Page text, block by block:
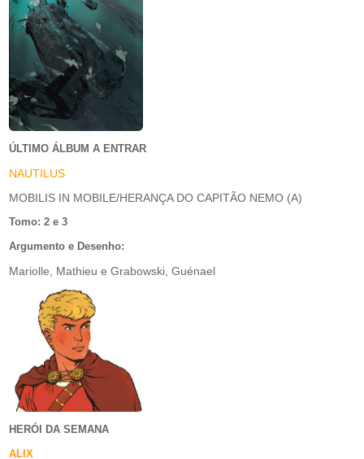
ÚLTIMO ÁLBUM A ENTRAR
NAUTILUS
MOBILIS IN MOBILE/HERANÇA DO CAPITÃO NEMO (A)
Tomo: 2 e 3
Argumento e Desenho:
Mariolle, Mathieu e Grabowski, Guénael
HERÓI DA SEMANA
ALIX